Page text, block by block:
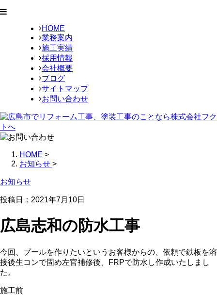
HOME
業務案内
施工実績
採用情報
会社概要
ブログ
サイトマップ
お問い合わせ
HOME >
お知らせ >
お知らせ
投稿日： 2021年7月10日
広島志和の防水工事
今回、プールを作りたいというお客様からの、依頼で鉄板を溶
接後生コンで固め左官補修後、FRPで防水し作成いたしまし
た。
施工前